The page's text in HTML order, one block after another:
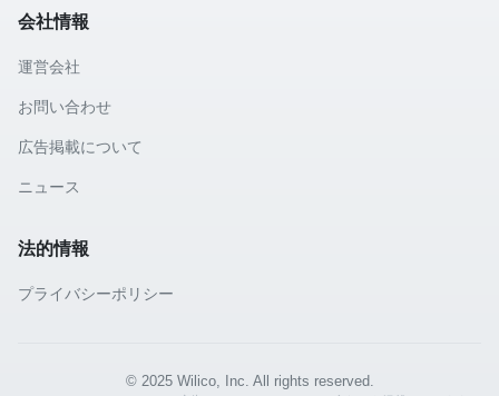
会社情報
運営会社
お問い合わせ
広告掲載について
ニュース
法的情報
プライバシーポリシー
© 2025 Wilico, Inc. All rights reserved.